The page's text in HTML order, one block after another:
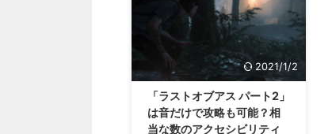
2021/1/2
「ラストオブアス パート2」
は音だけで攻略も可能？相
当な数のアクセシビリティ